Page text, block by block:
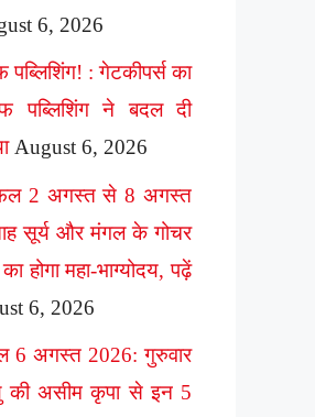
6, 2026
: गेटकीपर्स का
पब्लिशिंग ने बदल दी
August 6, 2026
2 अगस्त से 8 अगस्त
सूर्य और मंगल के गोचर
होगा महा-भाग्योदय, पढ़ें
6, 2026
6 अगस्त 2026: गुरुवार
की असीम कृपा से इन 5